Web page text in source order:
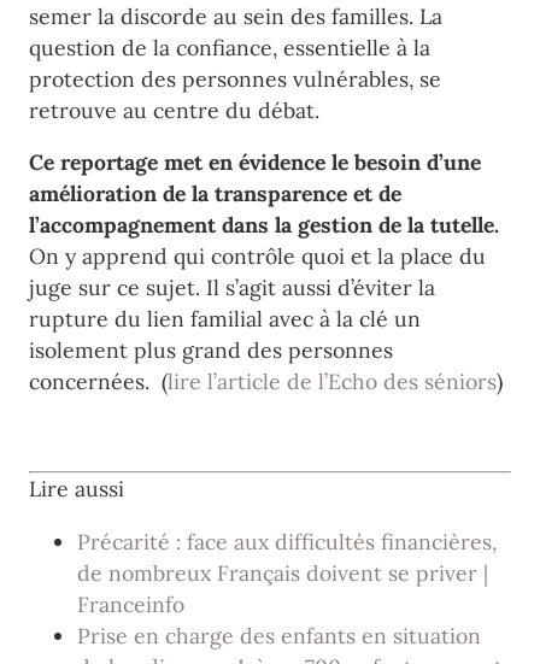
semer la discorde au sein des familles. La
question de la confiance, essentielle à la
protection des personnes vulnérables, se
retrouve au centre du débat.
Ce reportage met en évidence le besoin d’une
amélioration de la transparence et de
l’accompagnement dans la gestion de la tutelle.
On y apprend qui contrôle quoi et la place du
juge sur ce sujet. Il s’agit aussi d’éviter la
rupture du lien familial avec à la clé un
isolement plus grand des personnes
concernées. (lire l’article de l’Echo des séniors)
Lire aussi
Précarité : face aux difficultés financières,
de nombreux Français doivent se priver |
Franceinfo
Prise en charge des enfants en situation